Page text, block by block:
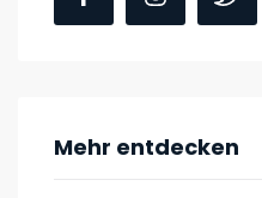
Mehr entdecken